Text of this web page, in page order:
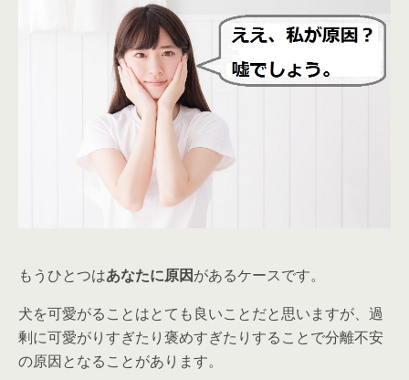
もうひとつはあなたに原因があるケースです。
犬を可愛がることはとても良いことだと思いますが、過
剰に可愛がりすぎたり褒めすぎたりすることで分離不安
の原因となることがあります。